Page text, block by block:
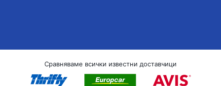
Сравняваме всички известни доставчици